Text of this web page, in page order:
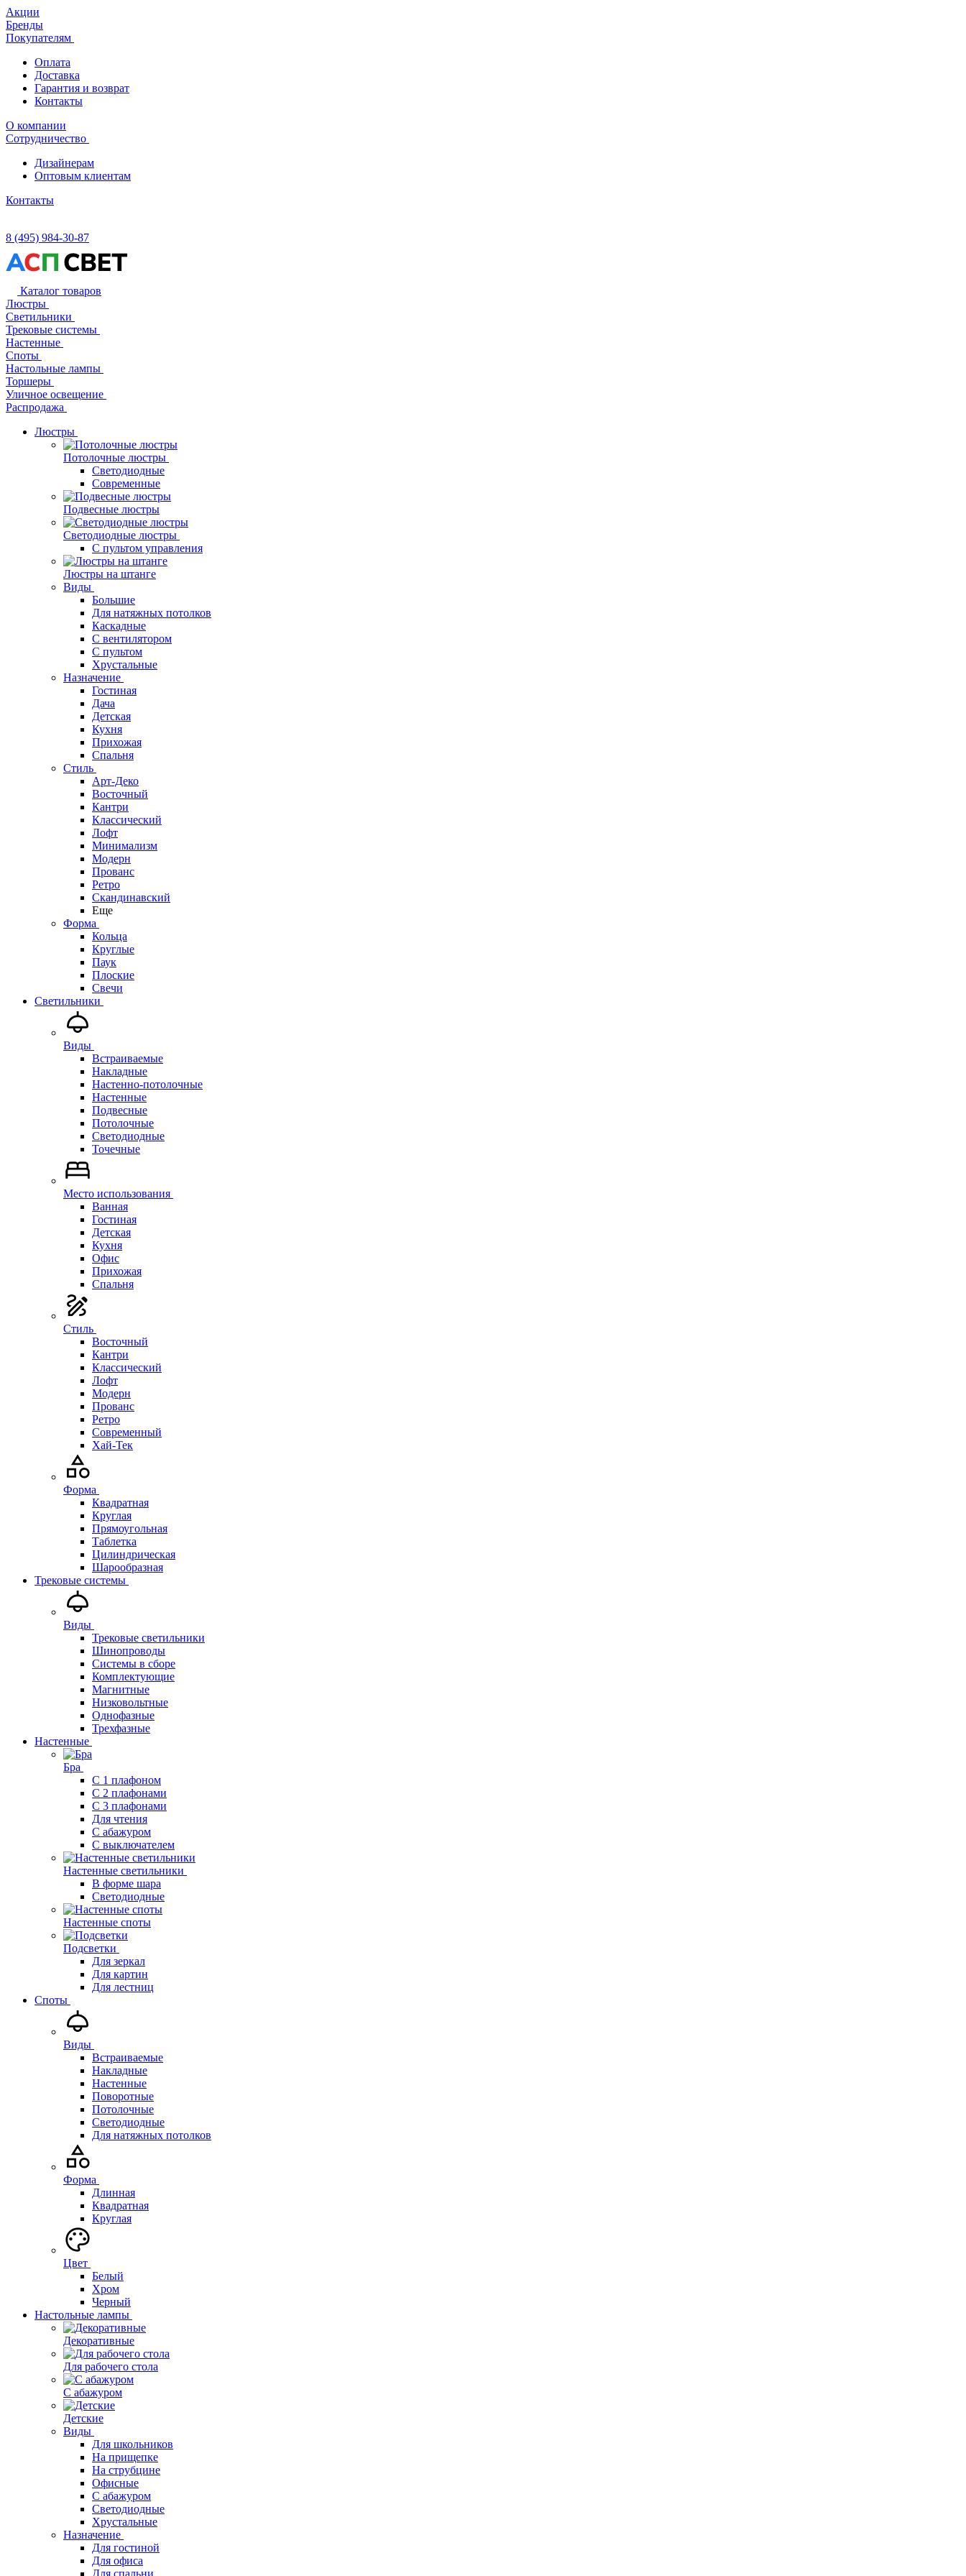
Акции
Бренды
Покупателям
Оплата
Доставка
Гарантия и возврат
Контакты
О компании
Сотрудничество
Дизайнерам
Оптовым клиентам
Контакты
8 (495) 984-30-87
Каталог товаров
Люстры
Светильники
Трековые системы
Настенные
Споты
Настольные лампы
Торшеры
Уличное освещение
Распродажа
Люстры
Потолочные люстры
Светодиодные
Современные
Подвесные люстры
Светодиодные люстры
С пультом управления
Люстры на штанге
Виды
Большие
Для натяжных потолков
Каскадные
С вентилятором
С пультом
Хрустальные
Назначение
Гостиная
Дача
Детская
Кухня
Прихожая
Спальня
Стиль
Арт-Деко
Восточный
Кантри
Классический
Лофт
Минимализм
Модерн
Прованс
Ретро
Скандинавский
Еще
Форма
Кольца
Круглые
Паук
Плоские
Свечи
Светильники
Виды
Встраиваемые
Накладные
Настенно-потолочные
Настенные
Подвесные
Потолочные
Светодиодные
Точечные
Место использования
Ванная
Гостиная
Детская
Кухня
Офис
Прихожая
Спальня
Стиль
Восточный
Кантри
Классический
Лофт
Модерн
Прованс
Ретро
Современный
Хай-Тек
Форма
Квадратная
Круглая
Прямоугольная
Таблетка
Цилиндрическая
Шарообразная
Трековые системы
Виды
Трековые светильники
Шинопроводы
Системы в сборе
Комплектующие
Магнитные
Низковольтные
Однофазные
Трехфазные
Настенные
Бра
С 1 плафоном
С 2 плафонами
С 3 плафонами
Для чтения
С абажуром
С выключателем
Настенные светильники
В форме шара
Светодиодные
Настенные споты
Подсветки
Для зеркал
Для картин
Для лестниц
Споты
Виды
Встраиваемые
Накладные
Настенные
Поворотные
Потолочные
Светодиодные
Для натяжных потолков
Форма
Длинная
Квадратная
Круглая
Цвет
Белый
Хром
Черный
Настольные лампы
Декоративные
Для рабочего стола
С абажуром
Детские
Виды
Для школьников
На прищепке
На струбцине
Офисные
С абажуром
Светодиодные
Хрустальные
Назначение
Для гостиной
Для офиса
Для спальни